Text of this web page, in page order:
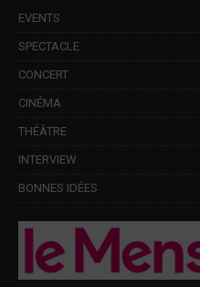
EVENTS
SPECTACLE
CONCERT
CINÉMA
THÉÂTRE
INTERVIEW
BONNES IDÉES